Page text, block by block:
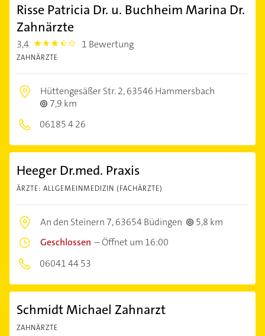
Risse Patricia Dr. u. Buchheim Marina Dr.
Zahnärzte
3,4 3.4 1 Bewertung
ZAHNÄRZTE
Hüttengesäßer Str. 2,63546 Hammersbach
7,9 km
06185 4 26
Heeger Dr.med. Praxis
ÄRZTE: ALLGEMEINMEDIZIN (FACHÄRZTE)
An den Steinern 7,63654 Büdingen
5,8 km
Geschlossen –Öffnet um 16:00
06041 44 53
Schmidt Michael Zahnarzt
ZAHNÄRZTE